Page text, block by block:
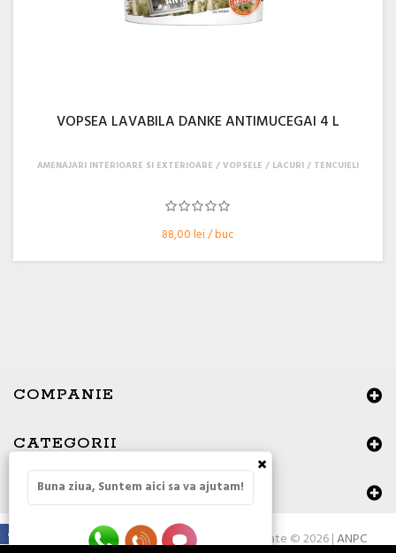
VOPSEA LAVABILA DANKE ANTIMUCEGAI 4 L
88,00 lei / buc
AMENAJARI INTERIOARE SI EXTERIOARE VOPSELE / LACURI / TENCUIELI
COMPANIE
CATEGORII
DATE DE CONTACT
Toate drepturile rezervate © 2026 |ANPC
×
Buna ziua, Suntem aici sa va ajutam!